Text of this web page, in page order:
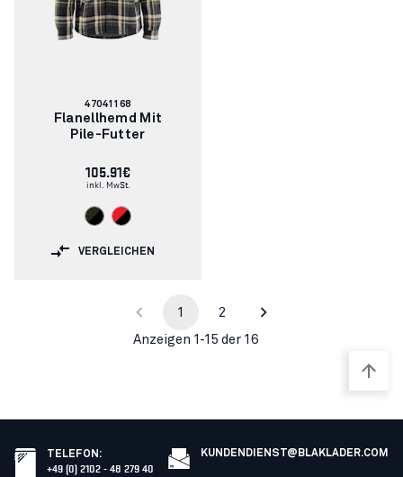
Artikelnummer:
47041168
Flanellhemd Mit
Pile-Futter
105.91€
inkl. MwSt.
VERGLEICHEN
1 2
Anzeigen 1-15 der 16
TELEFON :
+49 (0) 2102 - 48 279 40
KUNDENDIENST@BLAKLADER.COM